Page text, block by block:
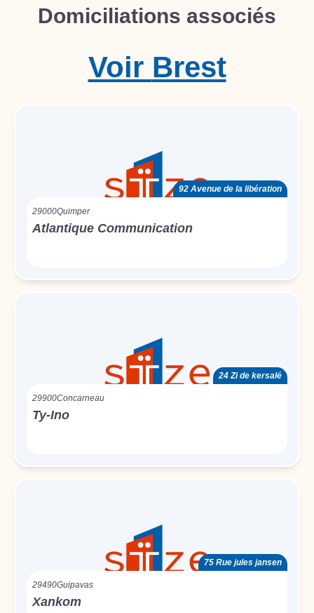
Domiciliations associés
Brest
Voir
92 Avenue de la libération
29000Quimper
Atlantique Communication
24 Zi de kersalé
29900Concarneau
Ty-Ino
75 Rue jules jansen
29490Guipavas
Xankom